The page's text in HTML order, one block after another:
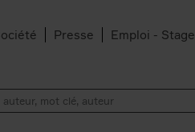
Presse Emploi - Stage